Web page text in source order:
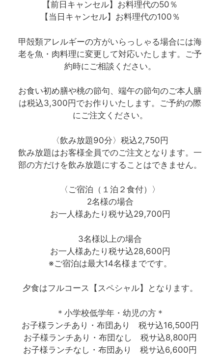
【前日キャンセル】お料理代の50％
【当日キャンセル】お料理代の100％
甲殻類アレルギーの方がいらっしゃる場合には海
老を魚・肉料理に変更して対応いたします。ご予
約時にご相談ください。
お食い初め膳や桃の節句、端午の節句のご本人膳
は税込3,300円でお作りいたします。ご予約の際
にご注文ください。
〈飲み放題90分〉税込2,750円
飲み放題はお客様全員でのご注文となります。一
部の方だけを飲み放題にすることはできません。
〈ご宿泊（１泊２食付）〉
2名様の場合
お一人様あたり税サ込29,700円
3名様以上の場合
お一人様あたり税サ込28,600円
※ご宿泊は最大14名様までです。
夕食はフルコース【スペシャル】となります。
＊小学校低学年・幼児の方＊
お子様ランチあり・布団あり 税サ込16,500円
お子様ランチあり・布団なし 税サ込8,800円
お子様ランチなし・布団あり 税サ込6,600円